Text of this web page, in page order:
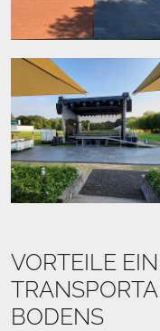
VORTEILE
BODENS